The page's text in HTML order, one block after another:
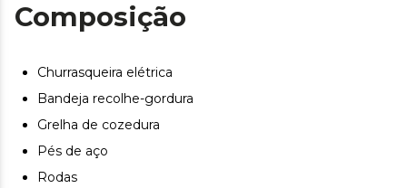
mesmo tempo.
utilização mais conveniente, pois pode suportar e
armazenar os seus alimentos e acessórios, além de
facilitar o seu transporte.
Bandeja para gordura: para um uso mais confortável e
Composição
Churrasqueira elétrica
Bandeja recolhe-gordura
Grelha de cozedura
Pés de aço
Rodas